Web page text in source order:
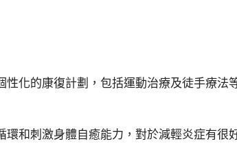
化的康復計劃，包括運動治療及徒手療法
和刺激身體自癒能力，對於減輕炎症有很